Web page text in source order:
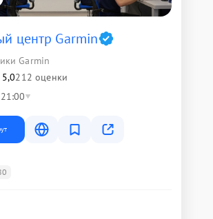
центр Garmin
Garmin
5,0212 оценки